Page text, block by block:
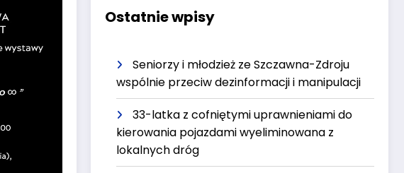
Ostatnie wpisy
Seniorzy i młodzież ze Szczawna-Zdroju
wspólnie przeciw dezinformacji i manipulacji
33-latka z cofniętymi uprawnieniami do
kierowania pojazdami wyeliminowana z
lokalnych dróg